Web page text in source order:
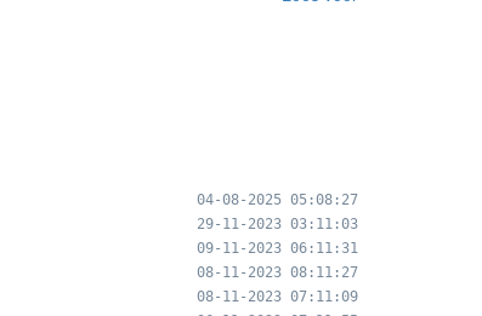
04-08-2025 05:08:27
29-11-2023 03:11:03
09-11-2023 06:11:31
08-11-2023 08:11:27
08-11-2023 07:11:09